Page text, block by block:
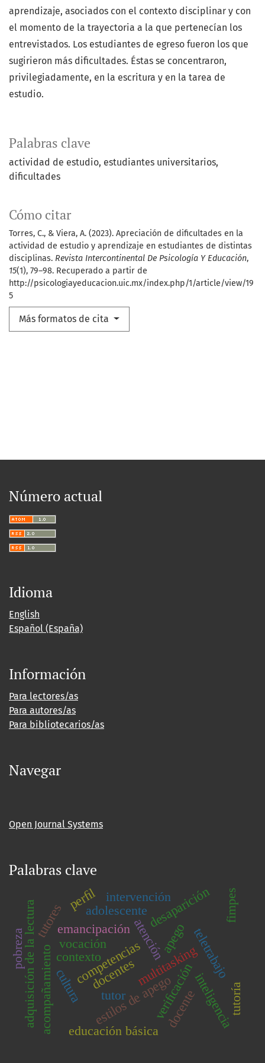
Palabras clave
actividad de estudio estudiantes universitarios
dificultades
Cómo citar
Torres, C., & Viera, A. (2023). Apreciación de dificultades en la
actividad de estudio y aprendizaje en estudiantes de distintas
disciplinas. Revista Intercontinental De Psicología Y Educación,
15(1), 79–98. Recuperado a partir de
http://psicologiayeducacion.uic.mx/index.php/1/article/view/19
5
Más formatos de cita
aprendizaje, asociados con el contexto disciplinar y con
el momento de la trayectoria a la que pertenecían los
entrevistados. Los estudiantes de egreso fueron los que
sugirieron más dificultades. Éstas se concentraron,
privilegiadamente, en la escritura y en la tarea de
estudio.
Número actual
Idioma
English
Español (España)
Información
Para lectores/as
Para autores/as
Para bibliotecarios/as
Navegar
Open Journal Systems
Palabras clave
multitasking
atención
emancipación
veriﬁcacióninteligencia
competencias
tutores
docentes teletrabajo
apego
cultura estilos de apego
adquisición de la lectura
educación básica
docente
vocación
acompañamiento
adolescente
tutor tutoría
desaparición
contexto
perﬁl intervención
pobreza
fimpes